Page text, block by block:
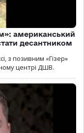
американський
десантником
з позивним «Гізер»
центрі ДШВ.